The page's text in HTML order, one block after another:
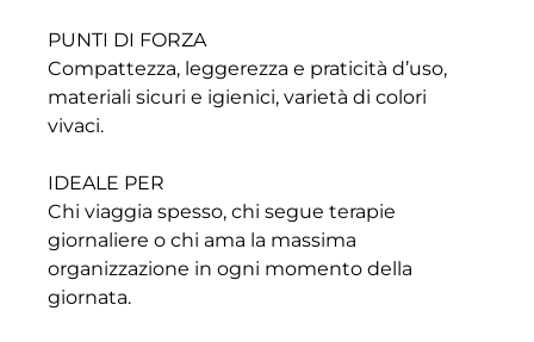
PUNTI DI FORZA
Compattezza, leggerezza e praticità d’uso,
materiali sicuri e igienici, varietà di colori
vivaci.
IDEALE PER
Chi viaggia spesso, chi segue terapie
giornaliere o chi ama la massima
organizzazione in ogni momento della
giornata.